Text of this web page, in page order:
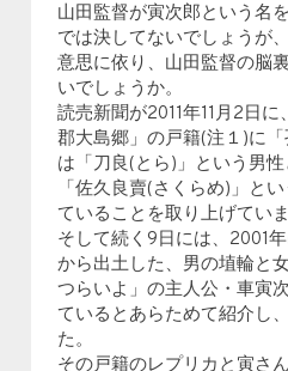
山田監督が寅次郎という名
では決してないでしょうが
意思に依り、山田監督の脳
いでしょうか。
読売新聞が2011年11月2日
郡大島郷」の戸籍(注１)に
は「刀良(とら)」という男
「佐久良賣(さくらめ)」と
ていることを取り上げていま
そして続く9日には、2001
から出土した、男の埴輪と
つらいよ」の主人公・車寅
ているとあらためて紹介し
た。
その戸籍のレプリカと寅さ